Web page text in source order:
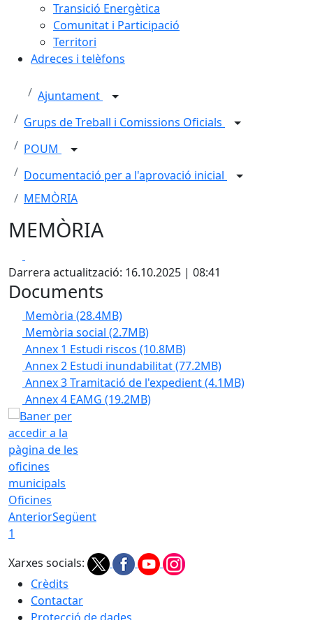
Transició Energètica
Comunitat i Participació
Territori
Adreces i telèfons
Ajuntament
Grups de Treball i Comissions Oficials
POUM
Documentació per a l'aprovació inicial
MEMÒRIA
MEMÒRIA
Darrera actualització: 16.10.2025 | 08:41
Documents
Memòria (28.4MB)
Memòria social (2.7MB)
Annex 1 Estudi riscos (10.8MB)
Annex 2 Estudi inundabilitat(77.2MB)
Annex 3 Tramitació de l'expedient(4.1MB)
Annex 4 EAMG (19.2MB)
Oficines
AnteriorSegüent
1
Xarxes socials:
Crèdits
Contactar